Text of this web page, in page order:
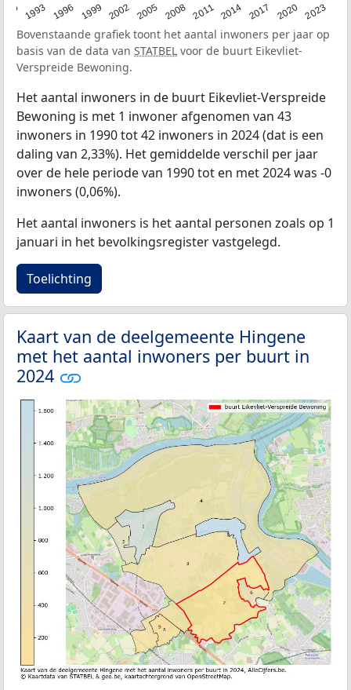
1993 1996 1999 2002 2005 2008 2011 2014 2017 2020 2023
Bovenstaande grafiek toont het aantal inwoners per jaar op
basis van de data van STATBEL voor de buurt Eikevliet-
Verspreide Bewoning.
Het aantal inwoners in de buurt Eikevliet-Verspreide
Bewoning is met 1 inwoner afgenomen van 43
inwoners in 1990 tot 42 inwoners in 2024 (dat is een
daling van 2,33%). Het gemiddelde verschil per jaar
over de hele periode van 1990 tot en met 2024 was -0
inwoners (0,06%).
Het aantal inwoners is het aantal personen zoals op 1
januari in het bevolkingsregister vastgelegd.
Toelichting
Kaart van de deelgemeente Hingene
met het aantal inwoners per buurt in
2024